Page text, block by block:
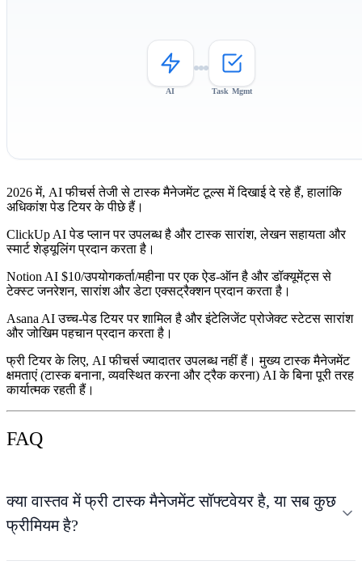
AI Task Mgmt
2026 में, AI फीचर्स तेजी से टास्क मैनेजमेंट टूल्स में दिखाई दे रहे हैं, हालांकि
अधिकांश पेड टियर के पीछे हैं।
ClickUp AIपेड प्लान पर उपलब्ध है और टास्क सारांश, लेखन सहायता और
स्मार्ट शेड्यूलिंग प्रदान करता है।
Notion AI $10/उपयोगकर्ता/महीना पर एक ऐड-ऑन है और डॉक्यूमेंट्स से
टेक्स्ट जनरेशन, सारांश और डेटा एक्सट्रैक्शन प्रदान करता है।
Asana AIउच्च-पेड टियर पर शामिल है और इंटेलिजेंट प्रोजेक्ट स्टेटस सारांश
और जोखिम पहचान प्रदान करता है।
फ्री टियर के लिए, AI फीचर्स ज्यादातर उपलब्ध नहीं हैं। मुख्य टास्क मैनेजमेंट
क्षमताएं (टास्क बनाना, व्यवस्थित करना और ट्रैक करना) AI के बिना पूरी तरह
कार्यात्मक रहती हैं।
FAQ
क्या वास्तव में फ्री टास्क मैनेजमेंट सॉफ्टवेयर है, या सब कुछ
फ्रीमियम है?